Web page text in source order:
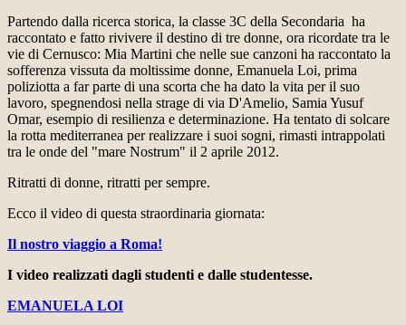
Partendo dalla ricerca storica, la classe 3C della Secondaria ha
raccontato e fatto rivivere il destino di tre donne, ora ricordate tra le
vie di Cernusco: Mia Martini che nelle sue canzoni ha raccontato la
sofferenza vissuta da moltissime donne, Emanuela Loi, prima
poliziotta a far parte di una scorta che ha dato la vita per il suo
lavoro, spegnendosi nella strage di via D'Amelio, Samia Yusuf
Omar, esempio di resilienza e determinazione. Ha tentato di solcare
la rotta mediterranea per realizzare i suoi sogni, rimasti intrappolati
tra le onde del "mare Nostrum" il 2 aprile 2012.
Ritratti di donne, ritratti per sempre.
Ecco il video di questa straordinaria giornata:
Il nostro viaggio a Roma!
I video realizzati dagli studenti e dalle studentesse.
EMANUELA LOI